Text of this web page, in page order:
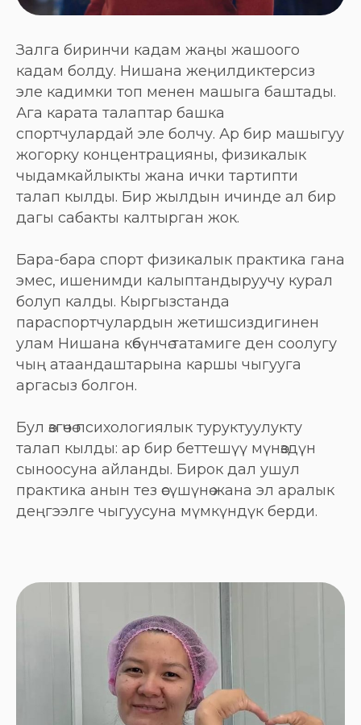
Залга биринчи кадам жаңы жашоого
кадам болду. Нишана жеңилдиктерсиз
эле кадимки топ менен машыга баштады.
Ага карата талаптар башка
спортчулардай эле болчу. Ар бир машыгуу
жогорку концентрацияны, физикалык
чыдамкайлыкты жана ички тартипти
талап кылды. Бир жылдын ичинде ал бир
дагы сабакты калтырган жок.
Бара-бара спорт физикалык практика гана
эмес, ишенимди калыптандыруучу курал
болуп калды. Кыргызстанда
параспортчулардын жетишсиздигинен
улам Нишана көбүнчө татамиге ден соолугу
чың атаандаштарына каршы чыгууга
аргасыз болгон.
Бул өзгөчө психологиялык туруктуулукту
талап кылды: ар бир беттешүү мүнөздүн
сыноосуна айланды. Бирок дал ушул
практика анын тез өсүшүнө жана эл аралык
деңгээлге чыгуусуна мүмкүндүк берди.